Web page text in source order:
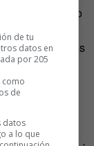
entonces, pero
empezado a
y yo habíamos
que había
el ejemplar
ver caer el
de tu
datos en
por 205
como
de
datos
a lo que